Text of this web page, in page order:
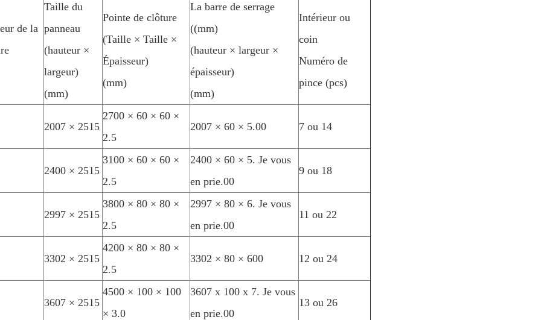
de la
Taille du
panneau
(hauteur ×
largeur)
(mm)
Pointe de clôture
(Taille × Taille ×
Épaisseur)
(mm)
La barre de serrage
((mm)
(hauteur × largeur ×
épaisseur)
(mm)
Intérieur ou
coin
Numéro de
pince (pcs)
2007 × 2515
2700 × 60 × 60 ×
2.5
2007 × 60 × 5.00 7 ou 14
2400 × 2515
3100 × 60 × 60 ×
2.5
2400 × 60 × 5. Je vous
en prie.00
9 ou 18
2997 × 2515
3800 × 80 × 80 ×
2.5
2997 × 80 × 6. Je vous
en prie.00
11 ou 22
3302 × 2515
4200 × 80 × 80 ×
2.5
3302 × 80 × 600 12 ou 24
3607 × 2515
4500 × 100 × 100
× 3.0
3607 x 100 x 7. Je vous
en prie.00
13 ou 26